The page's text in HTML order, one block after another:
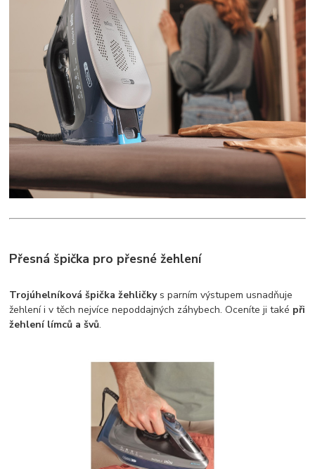
Přesná špička pro přesné žehlení
Trojúhelníková špička žehličkys parním výstupem usnadňuje
žehlení i v těch nejvíce nepoddajných záhybech. Oceníte ji také při
žehlení límců a švů.